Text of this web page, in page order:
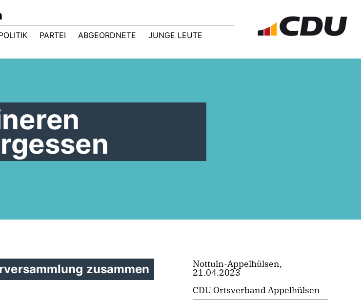
PARTEI ABGEORDNETE
JUNGE LEUTE
zusammen Nottuln-Appelhülsen,
21.04.2023
CDU Ortsverband Appelhülsen